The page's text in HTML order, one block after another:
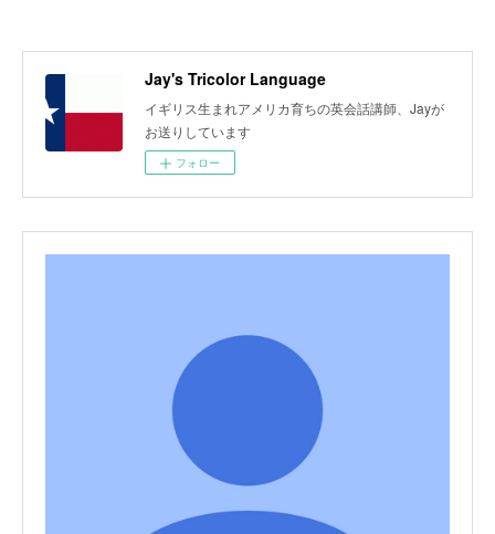
Jay's Tricolor Language
イギリス生まれアメリカ育ちの英会話講師、Jayが
お送りしています
フォロー